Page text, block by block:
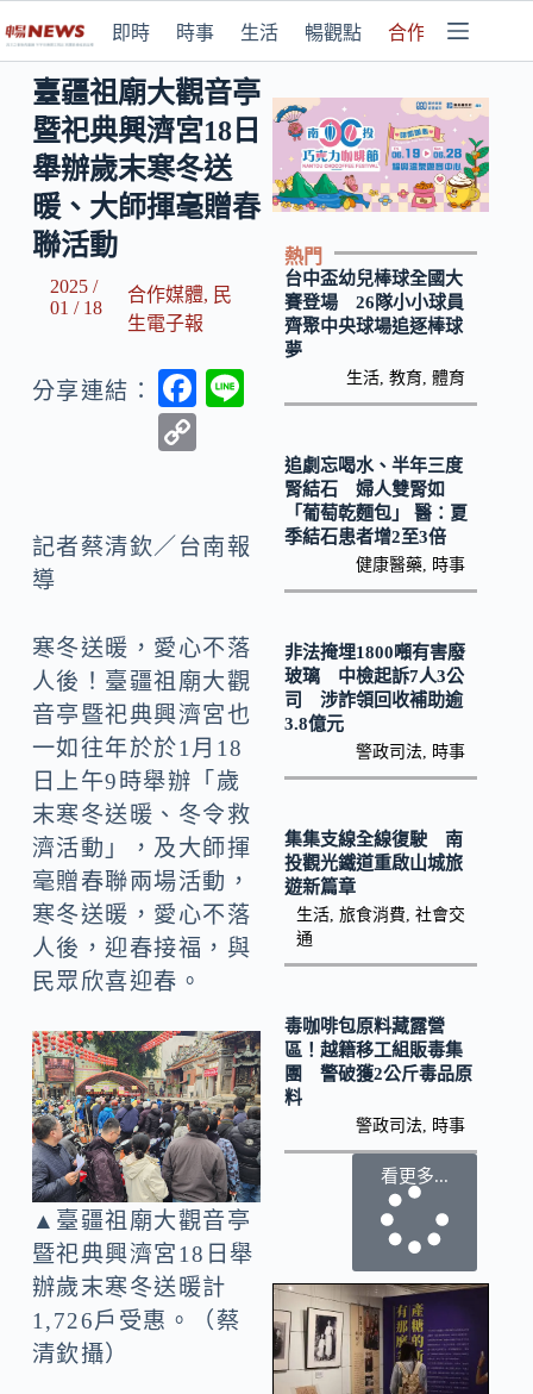
即時 時事 生活 暢觀點 合作媒體
臺疆祖廟大觀音亭
暨祀典興濟宮18日
舉辦歲末寒冬送
暖、大師揮毫贈春
聯活動
2025 /
01 / 18
合作媒體, 民
生電子報
分享連結：
F
o
y
k
記者蔡清欽／台南報
導
寒冬送暖，愛心不落
人後！臺疆祖廟大觀
音亭暨祀典興濟宮也
一如往年於於1月18
日上午9時舉辦「歲
末寒冬送暖、冬令救
濟活動」，及大師揮
毫贈春聯兩場活動，
寒冬送暖，愛心不落
人後，迎春接福，與
民眾欣喜迎春。
▲臺疆祖廟大觀音亭
暨祀典興濟宮18日舉
辦歲末寒冬送暖計
1,726戶受惠。（蔡
清欽攝）
熱門
台中盃幼兒棒球全國大
賽登場 26隊小小球員
齊聚中央球場追逐棒球
夢
生活 ,教育 ,體育
追劇忘喝水、半年三度
腎結石 婦人雙腎如
「葡萄乾麵包」 醫：夏
季結石患者增2至3倍
健康醫藥 時事
非法掩埋1800噸有害廢
玻璃 中檢起訴7人3公
司 涉詐領回收補助逾
3.8億元
警政司法 時事
集集支線全線復駛 南
投觀光鐵道重啟山城旅
遊新篇章
生活, 旅食消費 社會交
通
毒咖啡包原料藏露營
區！越籍移工組販毒集
團 警破獲2公斤毒品原
料
警政司法 時事
看更多...